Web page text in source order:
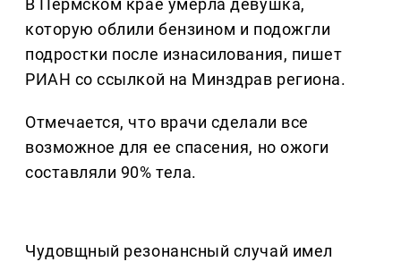
В Пермском крае умерла девушка,
которую облили бензином и подожгли
подростки после изнасилования, пишет
РИАН со ссылкой на Минздрав региона.
Отмечается, что врачи сделали все
возможное для ее спасения, но ожоги
составляли 90% тела.
Чудовщный резонансный случай имел